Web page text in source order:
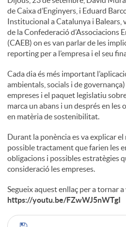
de Caixa d’Enginyers, i Eduard
Institucional a Catalunya i Balears,
de la Confederació d’Associacions
(CAEB) on es van parlar de les
reporting per a l’empresa i el seu
Cada dia és més important
ambientals, socials i de governança)
empreses i el paquet legislatiu
marca un abans i un després en
en matèria de sostenibilitat.
Durant la ponència es va explicar el
possible tractament que farien les
obligacions i possibles estratègies
consideració les empreses.
Segueix aquest enllaç per a tornar a
https://youtu.be/FZwWJ5nWTgI